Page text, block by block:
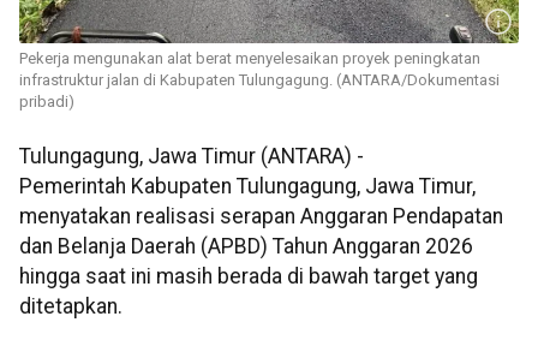
Pekerja mengunakan alat berat menyelesaikan proyek peningkatan
infrastruktur jalan di Kabupaten Tulungagung. (ANTARA/Dokumentasi
pribadi)
Tulungagung, Jawa Timur (ANTARA) -
Pemerintah Kabupaten Tulungagung, Jawa Timur,
menyatakan realisasi serapan Anggaran Pendapatan
dan Belanja Daerah (APBD) Tahun Anggaran 2026
hingga saat ini masih berada di bawah target yang
ditetapkan.